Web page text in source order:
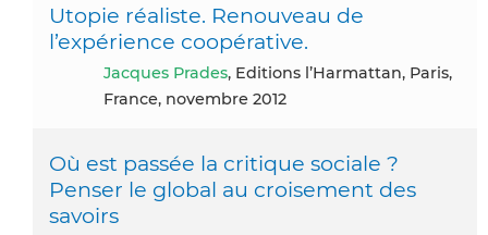
Utopie réaliste. Renouveau de
l’expérience coopérative.
Jacques Prades, Editions l’Harmattan, Paris,
France, novembre 2012
Où est passée la critique sociale ?
Penser le global au croisement des
savoirs